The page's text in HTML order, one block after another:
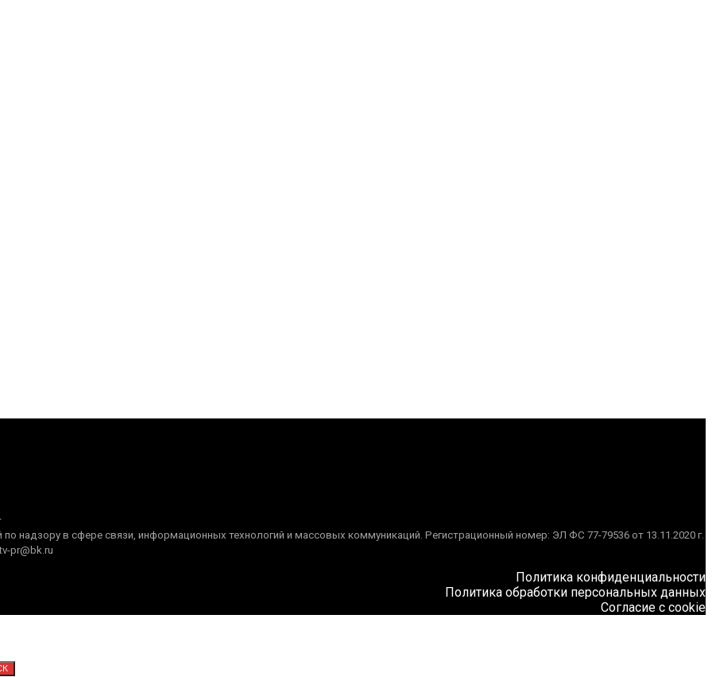
надзору в сфере связи, информационных технологий и массовых коммуникаций. Регистрационный номер: ЭЛ ФС 77-79536 от 13.11.2020 г.
pr@bk.ru
Политика конфиденциальности
Политика обработки персональных данных
Согласие с cookie